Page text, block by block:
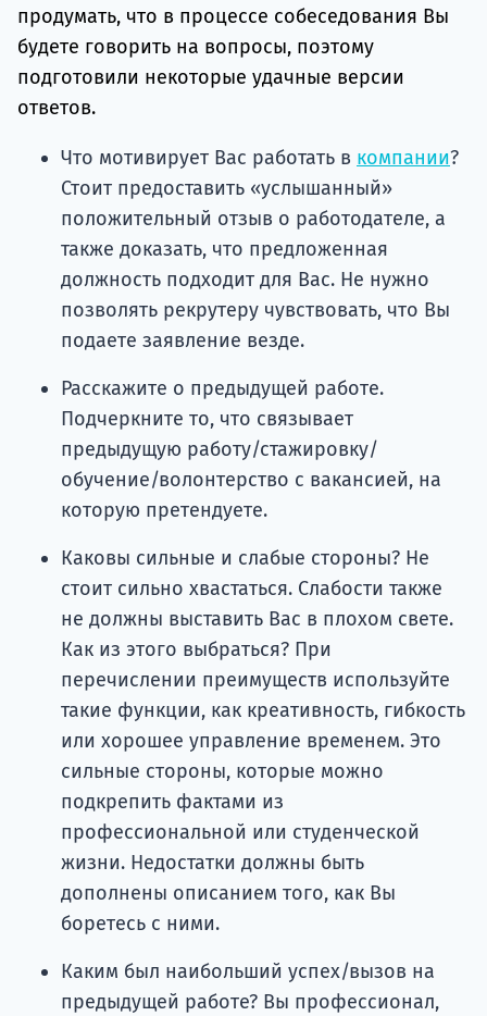
продумать, что в процессе собеседования Вы
будете говорить на вопросы, поэтому
подготовили некоторые удачные версии
ответов.
Что мотивирует Вас работать в компании?
Стоит предоставить «услышанный»
положительный отзыв о работодателе, а
также доказать, что предложенная
должность подходит для Вас. Не нужно
позволять рекрутеру чувствовать, что Вы
подаете заявление везде.
Расскажите о предыдущей работе.
Подчеркните то, что связывает
предыдущую работу/стажировку/
обучение/волонтерство с вакансией, на
которую претендуете.
Каковы сильные и слабые стороны? Не
стоит сильно хвастаться. Слабости также
не должны выставить Вас в плохом свете.
Как из этого выбраться? При
перечислении преимуществ используйте
такие функции, как креативность, гибкость
или хорошее управление временем. Это
сильные стороны, которые можно
подкрепить фактами из
профессиональной или студенческой
жизни. Недостатки должны быть
дополнены описанием того, как Вы
боретесь с ними.
Каким был наибольший успех/вызов на
предыдущей работе? Вы профессионал,